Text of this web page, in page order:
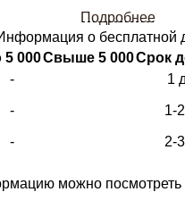
Подробнее
о бесплатной
5 000Свыше 5 000Срок
-
1
- 1-
-
2-
можно посмотреть